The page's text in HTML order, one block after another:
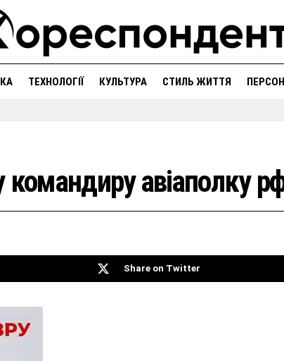
ТЕХНОЛОГІЇ КУЛЬТУРА СТИЛЬ ЖИТТЯ
авіаполку
Share on Twitter